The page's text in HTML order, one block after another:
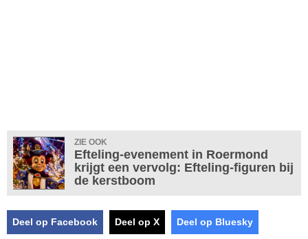
ZIE OOK
Efteling-evenement in Roermond
krijgt een vervolg: Efteling-figuren bij
de kerstboom
Deel op Facebook Deel op X Deel op Bluesky